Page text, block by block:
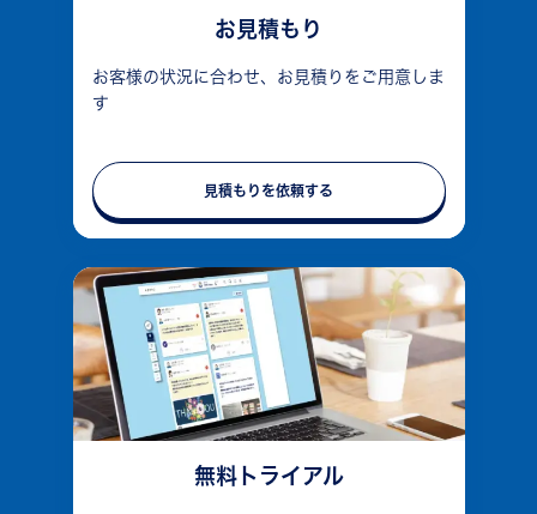
お見積もり
お客様の状況に合わせ、お見積りをご用意しま
す
見積もりを依頼する
無料トライアル